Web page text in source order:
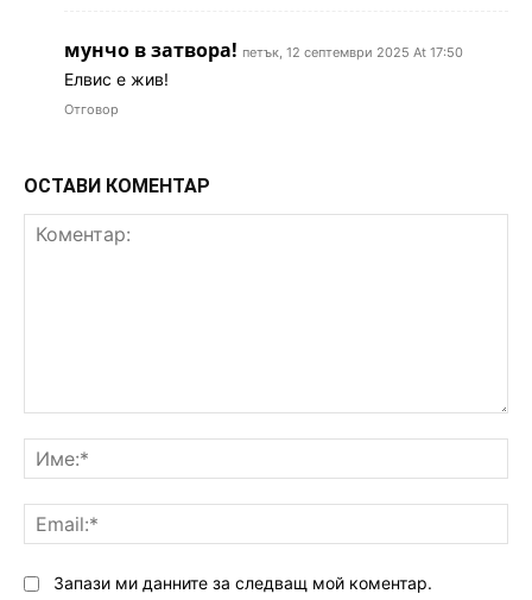
мунчо в затвора! петък, 12 септември 2025 At 17:50
Елвис е жив!
Отговор
ОСТАВИ КОМЕНТАР
Запази ми данните за следващ мой коментар.